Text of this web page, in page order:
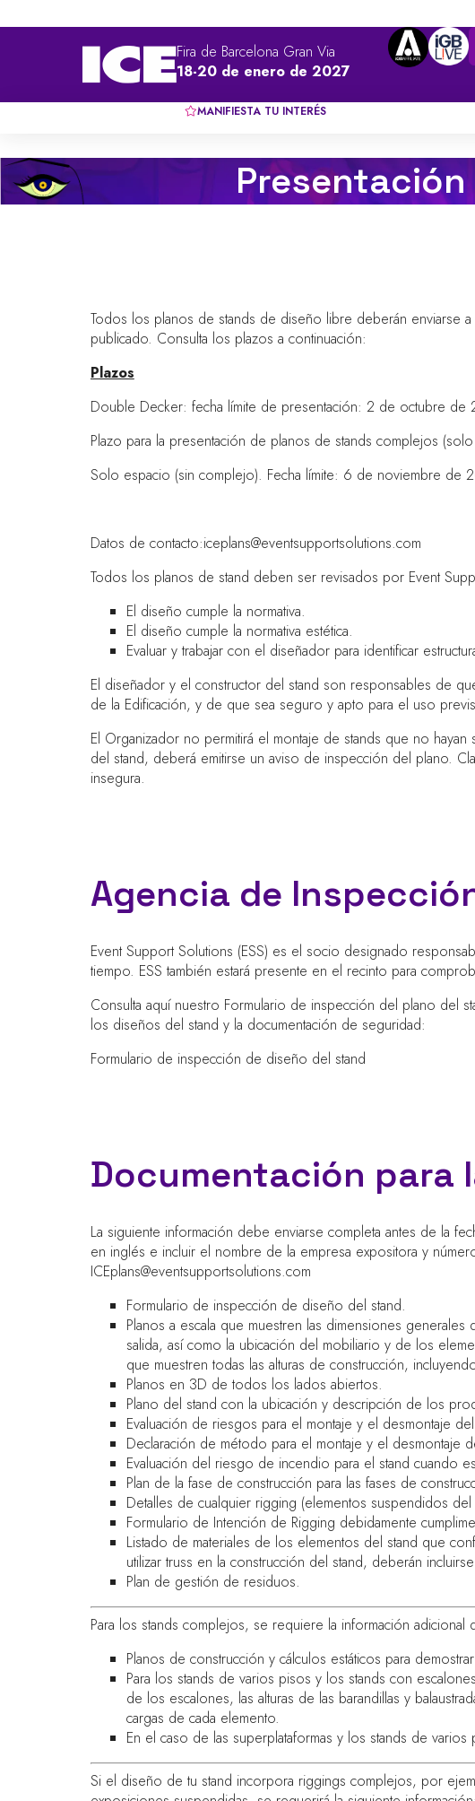
Fira de Barcelona Gran Via
18-20 de enero de 2027
MANIFIESTA TU INTERÉS
Todos los planos de stands de diseño libre deberán enviarse
publicado. Consulta los plazos a continuación:
Plazos
Double Decker: fecha límite de presentación: 2 de octubre de
Plazo para la presentación de planos de stands complejos
Solo espacio (sin complejo). Fecha límite: 6 de noviembre de
Datos de contacto:iceplans@eventsupportsolutions.com
Todos los planos de stand deben ser revisados por Event
El diseño cumple la normativa.
El diseño cumple la normativa estética.
Evaluar y trabajar con el diseñador para identificar
El diseñador y el constructor del stand son responsables de
de la Edificación, y de que sea seguro y apto para el uso
El Organizador no permitirá el montaje de stands que no
del stand, deberá emitirse un aviso de inspección del plano.
insegura.
Agencia de
Event Support Solutions (ESS) es el socio designado
tiempo. ESS también estará presente en el recinto para
Consulta aquí nuestro Formulario de inspección del plano del
los diseños del stand y la documentación de seguridad:
Formulario de inspección de diseño del stand
Documentación para
La siguiente información debe enviarse completa antes de la
en inglés e incluir el nombre de la empresa expositora y
ICEplans@eventsupportsolutions.com
Formulario de inspección de diseño del stand.
Planos a escala que muestren las dimensiones
salida, así como la ubicación del mobiliario y de los
que muestren todas las alturas de construcción,
Planos en 3D de todos los lados abiertos.
Plano del stand con la ubicación y descripción de los
Evaluación de riesgos para el montaje y el desmontaje
Declaración de método para el montaje y el desmontaje
Evaluación del riesgo de incendio para el stand cuando
Plan de la fase de construcción para las fases de
Detalles de cualquier rigging (elementos suspendidos del
Formulario de Intención de Rigging debidamente
Listado de materiales de los elementos del stand que
utilizar truss en la construcción del stand, deberán
Plan de gestión de residuos.
Para los stands complejos, se requiere la información adicional
Planos de construcción y cálculos estáticos para
Para los stands de varios pisos y los stands con
de los escalones, las alturas de las barandillas y
cargas de cada elemento.
En el caso de las superplataformas y los stands de
Si el diseño de tu stand incorpora riggings complejos, por